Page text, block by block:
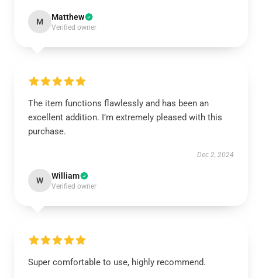
M Matthew
Verified owner
The item functions flawlessly and has been an
excellent addition. I’m extremely pleased with this
purchase.
Dec 2, 2024
W William
Verified owner
Super comfortable to use, highly recommend.